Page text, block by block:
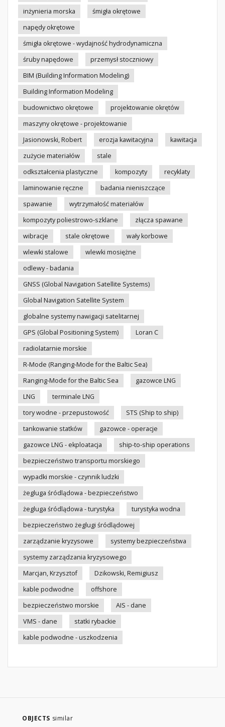
inżynieria morska
śmigła okrętowe
napędy okrętowe
śmigła okrętowe - wydajność hydrodynamiczna
śruby napędowe
przemysł stoczniowy
BIM (Building Information Modeling)
Building Information Modeling
budownictwo okrętowe
projektowanie okrętów
maszyny okrętowe - projektowanie
Jasionowski, Robert
erozja kawitacyjna
kawitacja
zużycie materiałów
stale
odkształcenia plastyczne
kompozyty
recyklaty
laminowanie ręczne
badania nieniszczące
spawanie
wytrzymałość materiałów
kompozyty poliestrowo-szklane
złącza spawane
wibracje
stale okrętowe
wały korbowe
wlewki stalowe
wlewki mosiężne
odlewy - badania
GNSS (Global Navigation Satellite Systems)
Global Navigation Satellite System
globalne systemy nawigacji satelitarnej
GPS (Global Positioning System)
Loran C
radiolatarnie morskie
R-Mode (Ranging-Mode for the Baltic Sea)
Ranging-Mode for the Baltic Sea
gazowce LNG
LNG
terminale LNG
tory wodne - przepustowość
STS (Ship to ship)
tankowanie statków
gazowce - operacje
gazowce LNG - ekploatacja
ship-to-ship operations
bezpieczeństwo transportu morskiego
wypadki morskie - czynnik ludzki
żegluga śródlądowa - bezpieczeństwo
żegluga śródlądowa - turystyka
turystyka wodna
bezpieczeństwo żeglugi śródlądowej
zarządzanie kryzysowe
systemy bezpieczeństwa
systemy zarządzania kryzysowego
Marcjan, Krzysztof
Dzikowski, Remigiusz
kable podwodne
offshore
bezpieczeństwo morskie
AIS - dane
VMS - dane
statki rybackie
kable podwodne - uszkodzenia
OBJECTS similar